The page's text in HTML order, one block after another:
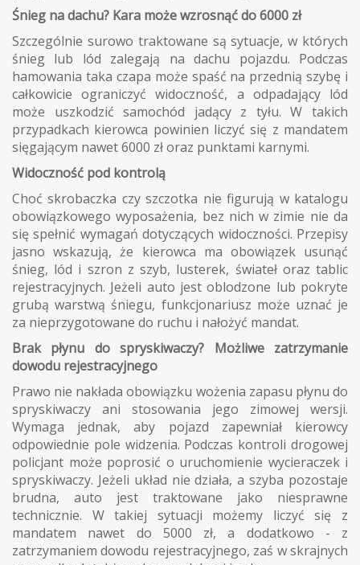
Śnieg na dachu? Kara może wzrosnąć do 6000 zł
Szczególnie surowo traktowane są sytuacje, w których
śnieg lub lód zalegają na dachu pojazdu. Podczas
hamowania taka czapa może spaść na przednią szybę i
całkowicie ograniczyć widoczność, a odpadający lód
może uszkodzić samochód jadący z tyłu. W takich
przypadkach kierowca powinien liczyć się z mandatem
sięgającym nawet 6000 zł oraz punktami karnymi.
Widoczność pod kontrolą
Choć skrobaczka czy szczotka nie figurują w katalogu
obowiązkowego wyposażenia, bez nich w zimie nie da
się spełnić wymagań dotyczących widoczności. Przepisy
jasno wskazują, że kierowca ma obowiązek usunąć
śnieg, lód i szron z szyb, lusterek, świateł oraz tablic
rejestracyjnych. Jeżeli auto jest oblodzone lub pokryte
grubą warstwą śniegu, funkcjonariusz może uznać je
za nieprzygotowane do ruchu i nałożyć mandat.
Brak płynu do spryskiwaczy? Możliwe zatrzymanie
dowodu rejestracyjnego
Prawo nie nakłada obowiązku wożenia zapasu płynu do
spryskiwaczy ani stosowania jego zimowej wersji.
Wymaga jednak, aby pojazd zapewniał kierowcy
odpowiednie pole widzenia. Podczas kontroli drogowej
policjant może poprosić o uruchomienie wycieraczek i
spryskiwaczy. Jeżeli układ nie działa, a szyba pozostaje
brudna, auto jest traktowane jako niesprawne
technicznie. W takiej sytuacji możemy liczyć się z
mandatem nawet do 5000 zł, a dodatkowo - z
zatrzymaniem dowodu rejestracyjnego, zaś w skrajnych